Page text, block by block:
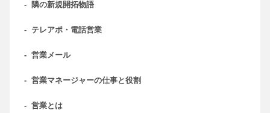
- 隣の新規開拓物語
- テレアポ・電話営業
- 営業メール
- 営業マネージャーの仕事と役割
- 営業とは